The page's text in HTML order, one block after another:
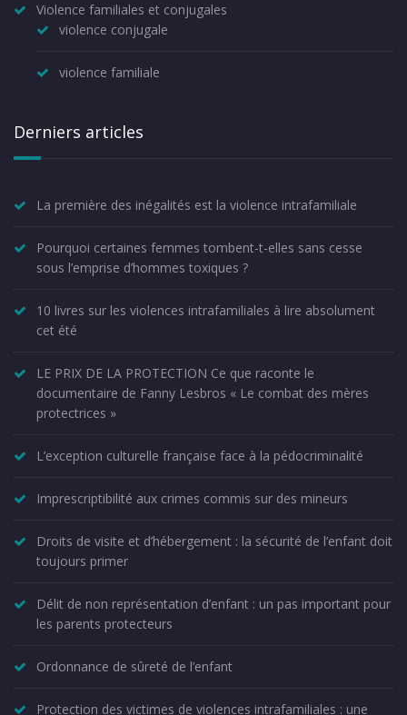
Violence familiales et conjugales
violence conjugale
violence familiale
Derniers articles
La première des inégalités est la violence intrafamiliale
Pourquoi certaines femmes tombent-t-elles sans cesse
sous l’emprise d’hommes toxiques ?
10 livres sur les violences intrafamiliales à lire absolument
cet été
LE PRIX DE LA PROTECTION Ce que raconte le
documentaire de Fanny Lesbros « Le combat des mères
protectrices »
L’exception culturelle française face à la pédocriminalité
Imprescriptibilité aux crimes commis sur des mineurs
Droits de visite et d’hébergement : la sécurité de l’enfant doit
toujours primer
Délit de non représentation d’enfant : un pas important pour
les parents protecteurs
Ordonnance de sûreté de l’enfant
Protection des victimes de violences intrafamiliales : une